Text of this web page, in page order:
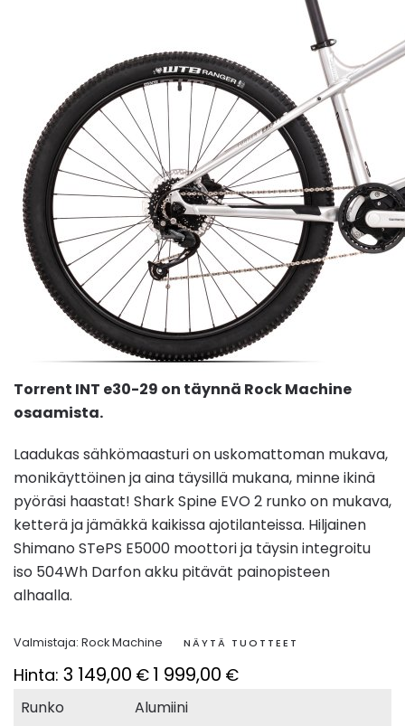
Torrent INT e30-29 on täynnä Rock Machine
osaamista.
Laadukas sähkömaasturi on uskomattoman mukava,
monikäyttöinen ja aina täysillä mukana, minne ikinä
pyöräsi haastat! Shark Spine EVO 2 runko on mukava,
ketterä ja jämäkkä kaikissa ajotilanteissa. Hiljainen
Shimano STePS E5000 moottori ja täysin integroitu
iso 504Wh Darfon akku pitävät painopisteen
alhaalla.
Valmistaja: Rock Machine NÄYTÄ TUOTTEET
Hinta: 3 149,00 € 1 999,00 €
Runko
Alumiini